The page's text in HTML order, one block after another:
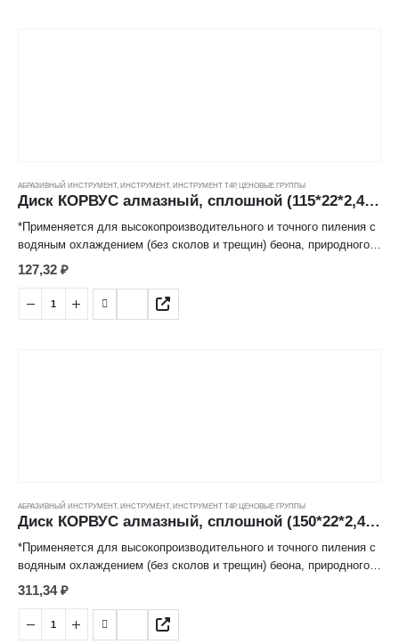
АБРАЗИВНЫЙ ИНСТРУМЕНТ, ИНСТРУМЕНТ, ИНСТРУМЕНТ Т4Р, ЦЕНОВЫЕ ГРУППЫ
Диск КОРВУС алмазный, сплошной (115*22*2,4мм) ---
*Применяется для высокопроизводительного и точного пиления с
водяным охлаждением (без сколов и трещин) беона, природного и
искусственного камня, огнеупорного кирпича, мрамора, гранита и
иных строительных материалов.
*Режущий алмазосодержащий слой, изготовленный методом
горячего спекания под высоким давлением надежно закреплен к
127,32 ₽
АБРАЗИВНЫЙ ИНСТРУМЕНТ, ИНСТРУМЕНТ, ИНСТРУМЕНТ Т4Р, ЦЕНОВЫЕ ГРУППЫ
Диск КОРВУС алмазный, сплошной (150*22*2,4мм) ---
*Применяется для высокопроизводительного и точного пиления с
водяным охлаждением (без сколов и трещин) беона, природного и
искусственного камня, огнеупорного кирпича, мрамора, гранита и
иных строительных материалов.
*Режущий алмазосодержащий слой, изготовленный методом
горячего спекания под высоким давлением надежно закреплен к
311,34₽